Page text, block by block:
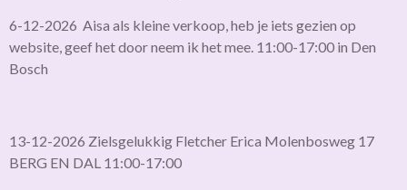
6-12-2026 Aisa als kleine verkoop, heb je iets gezien op
website, geef het door neem ik het mee. 11:00-17:00 in Den
Bosch
13-12-2026 Zielsgelukkig Fletcher Erica Molenbosweg 17
BERG EN DAL 11:00-17:00